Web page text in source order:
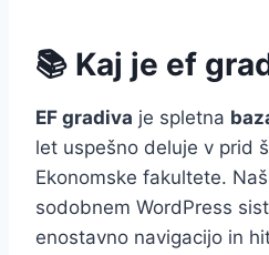
📚 Kaj je ef
EF gradiva je spletna
let uspešno deluje v prid
Ekonomske fakultete.
sodobnem WordPress
enostavno navigacijo in